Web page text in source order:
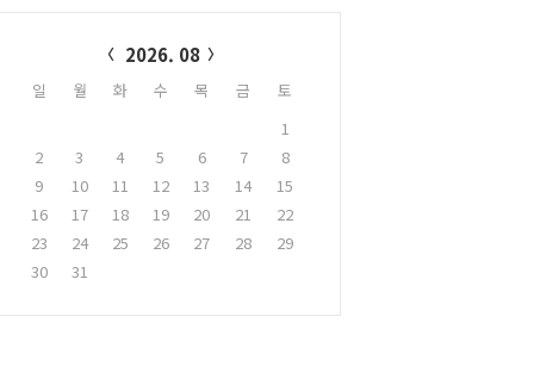
2026. 08
일 월 화 수 목 금
토
1
2
3 4 5 6 7
8
9
10 11 12 13 14
15
16
17 18 19 20 21
22
23
24 25 26 27 28
29
30
31